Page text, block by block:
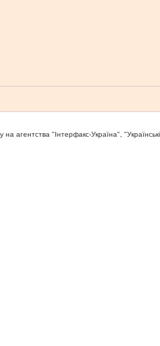
агентства "Iнтерфакс-Україна",